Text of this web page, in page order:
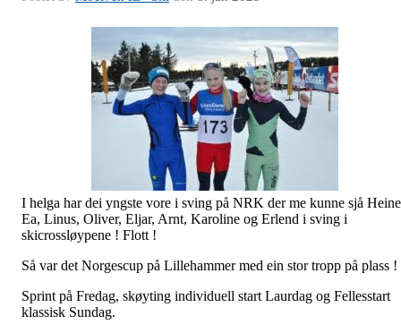
I helga har dei yngste vore i sving på NRK der me kunne sjå
Ea, Linus, Oliver, Eljar, Arnt, Karoline og Erlend i sving i
skicrossløypene ! Flott !
Så var det Norgescup på Lillehammer med ein stor tropp på plass !
Sprint på Fredag, skøyting individuell start Laurdag og Fellesstart
klassisk Sundag.